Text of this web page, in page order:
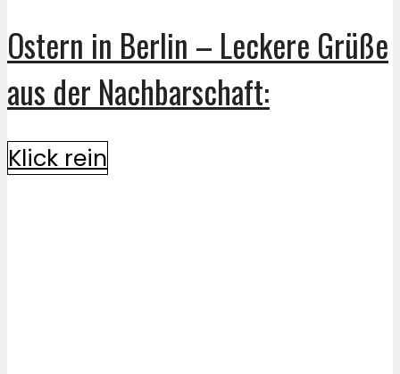
Ostern in Berlin – Leckere Grüße
aus der Nachbarschaft:
Klick rein